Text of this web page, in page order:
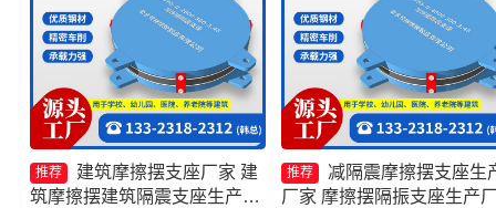
推荐
建筑摩擦摆支座厂家 建
筑摩擦摆建筑隔震支座生产厂
推荐
减隔震摩擦摆支座生
厂家 摩擦摆隔振支座生产